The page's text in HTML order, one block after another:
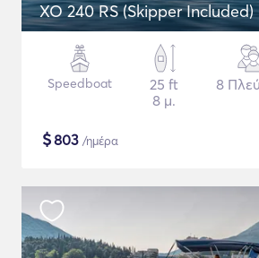
XO 240 RS (Skipper Included)
Speedboat
25 ft
8 μ.
8
$803 /ημέρα